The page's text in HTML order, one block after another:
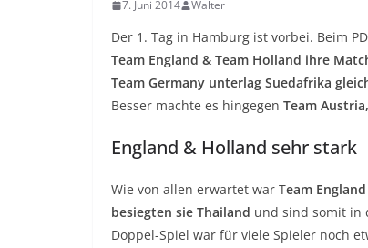
7. Juni 2014 Walter
Der 1. Tag in Hamburg ist vorbei. Beim
Team England & Team Holland ihre
Team Germany unterlag Suedafrika
Besser machte es hingegen Team
England & Holland sehr stark
Wie von allen erwartet war Team
besiegten sie Thailand und sind somit in
Doppel-Spiel war für viele Spieler noch